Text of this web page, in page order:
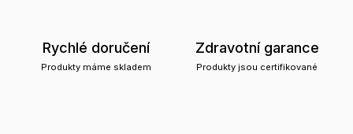
Rychlé doručení
Produkty máme skladem
Zdravotní garance
Produkty jsou certifikované